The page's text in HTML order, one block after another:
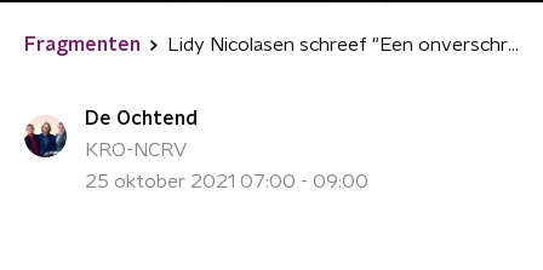
Fragmenten Lidy Nicolasen schreef "Een onverschrokken leven"
De Ochtend
KRO-NCRV
25 oktober 2021 07:00 - 09:00